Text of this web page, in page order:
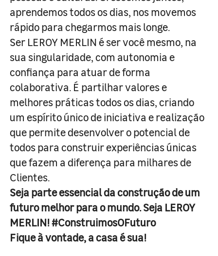
aprendemos todos os dias, nos movemos
rápido para chegarmos mais longe.
Ser LEROY MERLIN é ser você mesmo, na
sua singularidade, com autonomia e
confiança para atuar de forma
colaborativa. É partilhar valores e
melhores práticas todos os dias, criando
um espírito único de iniciativa e realização
que permite desenvolver o potencial de
todos para construir experiências únicas
que fazem a diferença para milhares de
Clientes.
Seja parte essencial da construção de um
futuro melhor para o mundo. Seja LEROY
MERLIN! #ConstruimosOFuturo
Fique à vontade, a casa é sua!